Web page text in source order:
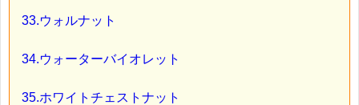
33.ウォルナット
34.ウォーターバイオレット
35.ホワイトチェストナット